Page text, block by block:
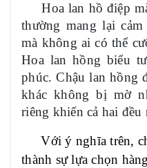
Hoa lan hồ điệp
thường mang lại
mà không ai có thể
Hoa lan hồng biểu
phúc. Chậu lan hồng
khác không bị mờ
riêng khiến cả hai đều
Với ý nghĩa trên,
thành sự lựa chọn